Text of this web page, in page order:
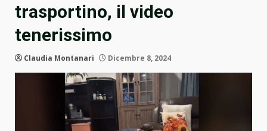
trasportino, il video
tenerissimo
Claudia Montanari Dicembre 8, 2024